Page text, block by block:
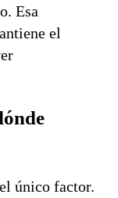
Esa
el
único factor.